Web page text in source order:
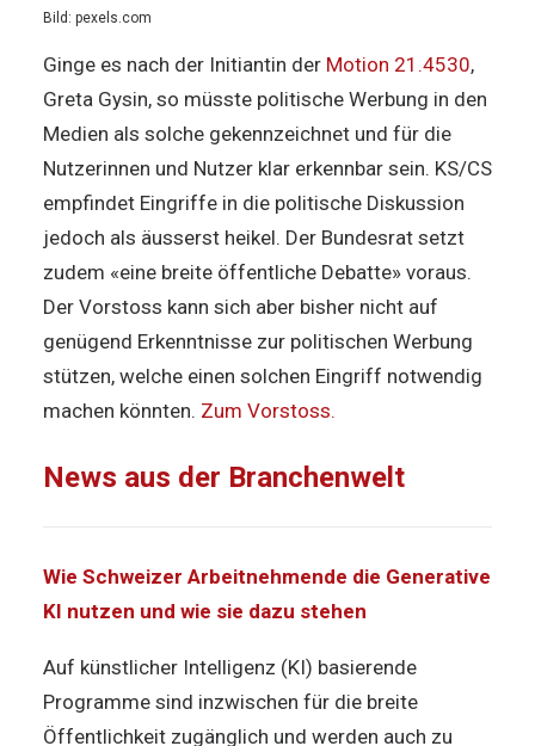
Bild: pexels.com
Ginge es nach der Initiantin der Motion 21.4530,
Greta Gysin, so müsste politische Werbung in den
Medien als solche gekennzeichnet und für die
Nutzerinnen und Nutzer klar erkennbar sein. KS/CS
empfindet Eingriffe in die politische Diskussion
jedoch als äusserst heikel. Der Bundesrat setzt
zudem «eine breite öffentliche Debatte» voraus.
Der Vorstoss kann sich aber bisher nicht auf
genügend Erkenntnisse zur politischen Werbung
stützen, welche einen solchen Eingriff notwendig
machen könnten. Zum Vorstoss.
News aus der Branchenwelt
Wie Schweizer Arbeitnehmende die Generative
KI nutzen und wie sie dazu stehen
Auf künstlicher Intelligenz (KI) basierende
Programme sind inzwischen für die breite
Öffentlichkeit zugänglich und werden auch zu